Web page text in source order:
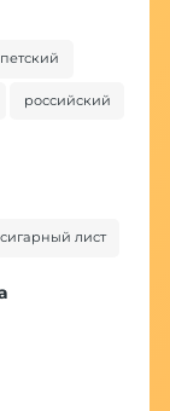
российский
сигарный лист